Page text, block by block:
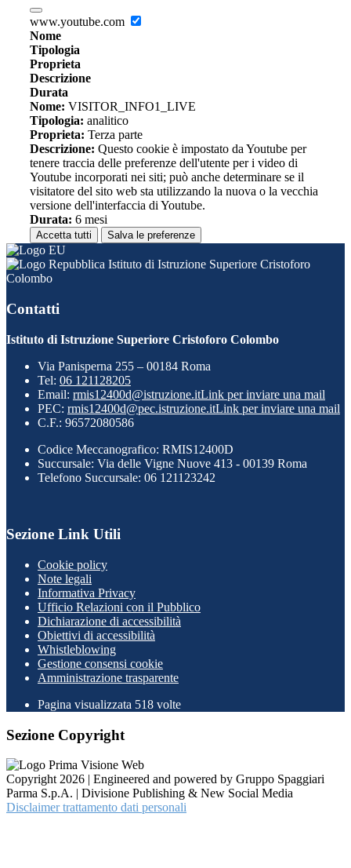
www.youtube.com
Nome
Tipologia
Proprieta
Descrizione
Durata
Nome: VISITOR_INFO1_LIVE
Tipologia: analitico
Proprieta: Terza parte
Descrizione: Questo cookie è impostato da Youtube per
tenere traccia delle preferenze dell'utente per i video di
Youtube incorporati nei siti; può anche determinare se il
visitatore del sito web sta utilizzando la nuova o la vecchia
versione dell'interfaccia di Youtube.
Durata: 6 mesi
Accetta tutti Salva le preferenze
Istituto di Istruzione Superiore Cristoforo
Colombo
Contatti
Istituto di Istruzione Superiore Cristoforo Colombo
Via Panisperna 255 – 00184 Roma
Tel: 06 121128205
Email: rmis12400d@istruzione.itLink per inviare una mail
PEC: rmis12400d@pec.istruzione.itLink per inviare una mail
C.F.: 96572080586
Codice Meccanografico: RMIS12400D
Succursale: Via delle Vigne Nuove 413 - 00139 Roma
Telefono Succursale: 06 121123242
Sezione Link Utili
Cookie policy
Note legali
Informativa Privacy
Ufficio Relazioni con il Pubblico
Dichiarazione di accessibilità
Obiettivi di accessibilità
Whistleblowing
Gestione consensi cookie
Amministrazione trasparente
Pagina visualizzata 518 volte
Sezione Copyright
Copyright 2026 | Engineered and powered by Gruppo Spaggiari
Parma S.p.A. | Divisione Publishing & New Social Media
Disclaimer trattamento dati personali